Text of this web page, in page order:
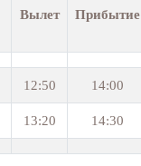
Вылет Прибытие
12:50 14:00
13:20 14:30